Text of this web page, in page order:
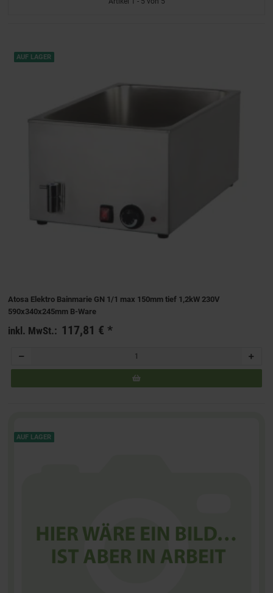
AUF LAGER
Atosa Elektro Bainmarie GN 1/1 max 150mm tief 1,2kW 230V
590x340x245mm B-Ware
inkl. MwSt.: 117,81 €*
AUF LAGER